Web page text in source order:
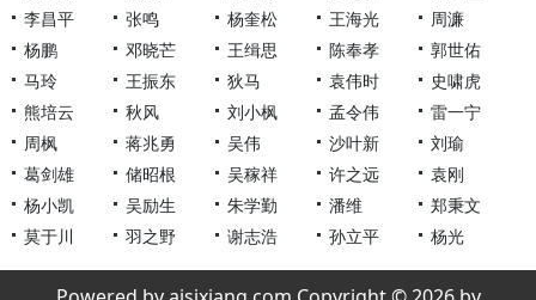
李昌平
张鸣 杨奎松 王海光
周濂
杨鹏
邓晓芒 王缉思 陈奉孝
郭世佑
马玲
王振东 狄马 袁伟时
史啸虎
熊培云
秋风 刘小枫 孟令伟
雷一宁
周枫
蒋兆勇 吴伟 沙叶新
刘瑜
葛剑雄
储昭根 吴稼祥 许之远
袁刚
杨小凯
吴励生 朱学勤 潘维
郑秉文
莫于川
羽之野 谢志浩 孙立平 杨光